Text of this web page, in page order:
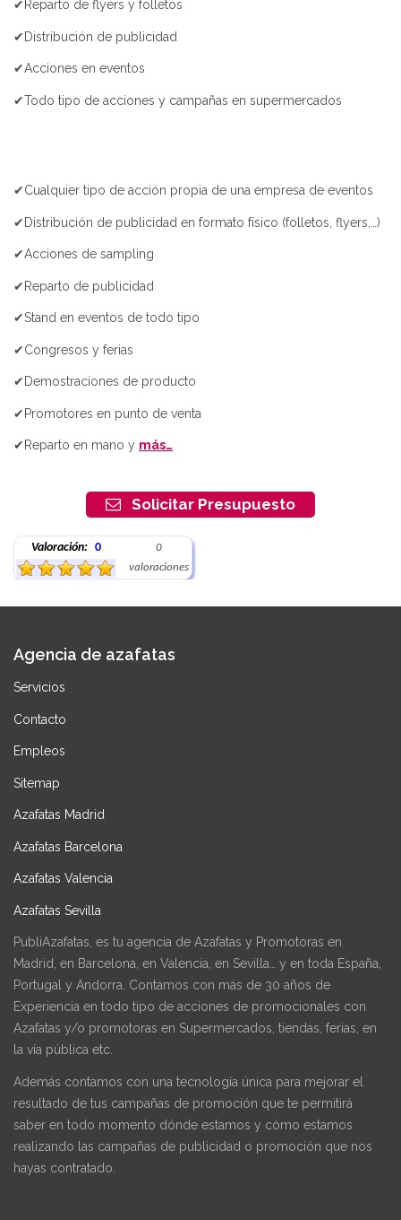
✔Reparto de flyers y folletos
✔Distribución de publicidad
✔Acciones en eventos
✔Todo tipo de acciones y campañas en supermercados
✔Cualquier tipo de acción propia de una empresa de eventos
✔Distribución de publicidad en formato físico (folletos, flyers,…)
✔Acciones de sampling
✔Reparto de publicidad
✔Stand en eventos de todo tipo
✔Congresos y ferias
✔Demostraciones de producto
✔Promotores en punto de venta
✔Reparto en mano y más…
Solicitar Presupuesto
Valoración: 0
0
valoraciones
Agencia de azafatas
Servicios
Contacto
Empleos
Sitemap
Azafatas Madrid
Azafatas Barcelona
Azafatas Valencia
Azafatas Sevilla
PubliAzafatas, es tu agencia de Azafatas y Promotoras en
Madrid, en Barcelona, en Valencia, en Sevilla… y en toda España,
Portugal y Andorra. Contamos con más de 30 años de
Experiencia en todo tipo de acciones de promocionales con
Azafatas y/o promotoras en Supermercados, tiendas, ferias, en
la vía pública etc.
Además contamos con una tecnología única para mejorar el
resultado de tus campañas de promoción que te permitirá
saber en todo momento dónde estamos y cómo estamos
realizando las campañas de publicidad o promoción que nos
hayas contratado.